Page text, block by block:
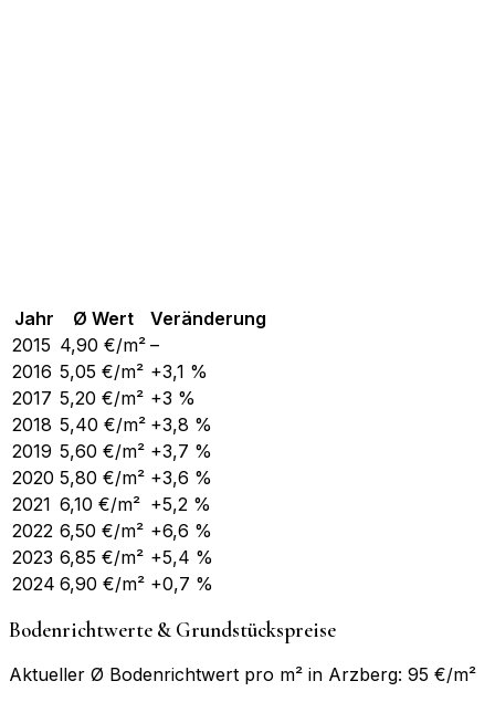
Jahr Ø Wert
Veränderung
2015 4,90 €/m² –
2016 5,05 €/m² +3,1 %
2017 5,20 €/m² +3 %
2018 5,40 €/m² +3,8 %
2019 5,60 €/m² +3,7 %
2020 5,80 €/m² +3,6 %
2021 6,10 €/m² +5,2 %
2022 6,50 €/m² +6,6 %
2023 6,85 €/m² +5,4 %
2024 6,90 €/m² +0,7 %
Bodenrichtwerte & Grundstückspreise
Aktueller Ø Bodenrichtwert pro m² in Arzberg: 95 €/m²